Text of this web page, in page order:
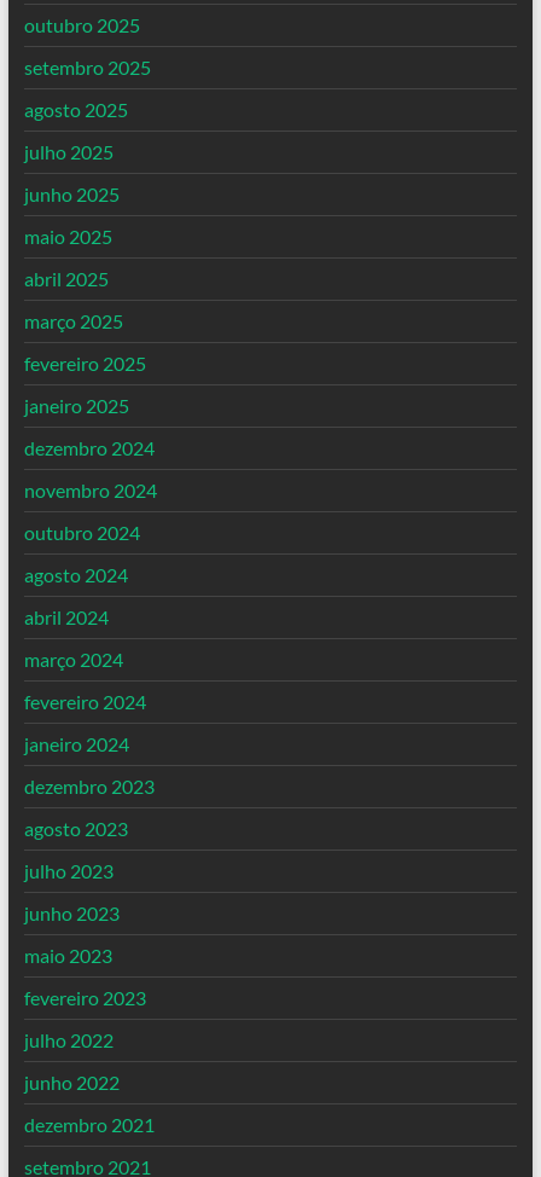
outubro 2025
setembro 2025
agosto 2025
julho 2025
junho 2025
maio 2025
abril 2025
março 2025
fevereiro 2025
janeiro 2025
dezembro 2024
novembro 2024
outubro 2024
agosto 2024
abril 2024
março 2024
fevereiro 2024
janeiro 2024
dezembro 2023
agosto 2023
julho 2023
junho 2023
maio 2023
fevereiro 2023
julho 2022
junho 2022
dezembro 2021
setembro 2021